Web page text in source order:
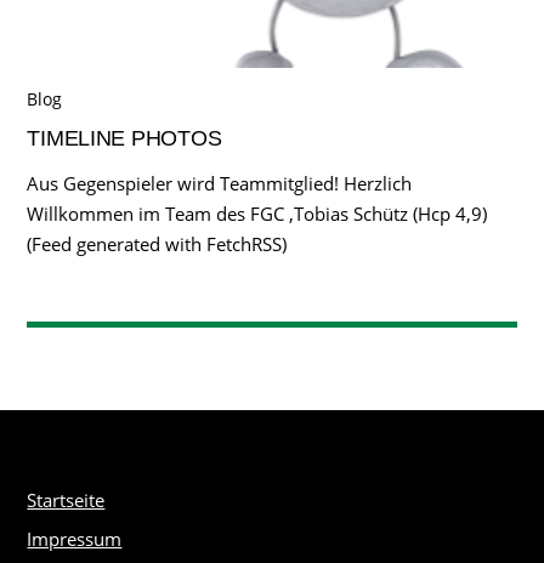
Blog
TIMELINE PHOTOS
Aus Gegenspieler wird Teammitglied! Herzlich
Willkommen im Team des FGC ,Tobias Schütz (Hcp 4,9)
(Feed generated with FetchRSS)
Startseite
Impressum